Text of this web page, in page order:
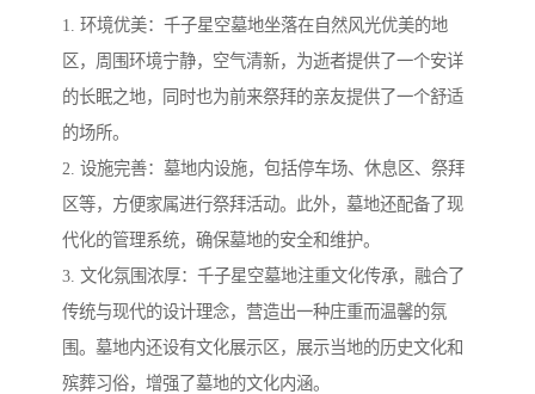
1. 环境优美：千子星空墓地坐落在自然风光优美的地
区，周围环境宁静，空气清新，为逝者提供了一个安详
的长眠之地，同时也为前来祭拜的亲友提供了一个舒适
的场所。
2. 设施完善：墓地内设施，包括停车场、休息区、祭拜
区等，方便家属进行祭拜活动。此外，墓地还配备了现
代化的管理系统，确保墓地的安全和维护。
3. 文化氛围浓厚：千子星空墓地注重文化传承，融合了
传统与现代的设计理念，营造出一种庄重而温馨的氛
围。墓地内还设有文化展示区，展示当地的历史文化和
殡葬习俗，增强了墓地的文化内涵。